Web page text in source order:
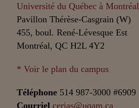
Université du Québec à Montréal
Pavillon Thérèse-Casgrain (W)
455, boul. René-Lévesque Est
Montréal, QC H2L 4Y2
* Voir le plan du campus
Téléphone 514 987-3000 #6909
Courriel cerias@uqam.ca